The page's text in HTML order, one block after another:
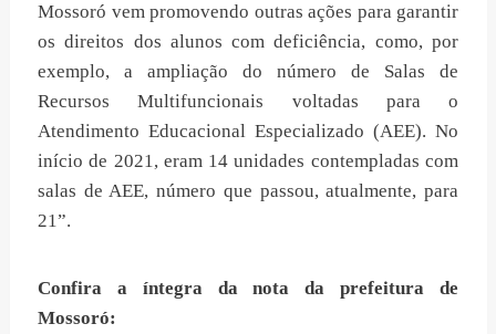
Mossoró vem promovendo outras ações para garantir
os direitos dos alunos com deficiência, como, por
exemplo, a ampliação do número de Salas de
Recursos Multifuncionais voltadas para o
Atendimento Educacional Especializado (AEE). No
início de 2021, eram 14 unidades contempladas com
salas de AEE, número que passou, atualmente, para
21”.
Confira a íntegra da nota da prefeitura de
Mossoró: